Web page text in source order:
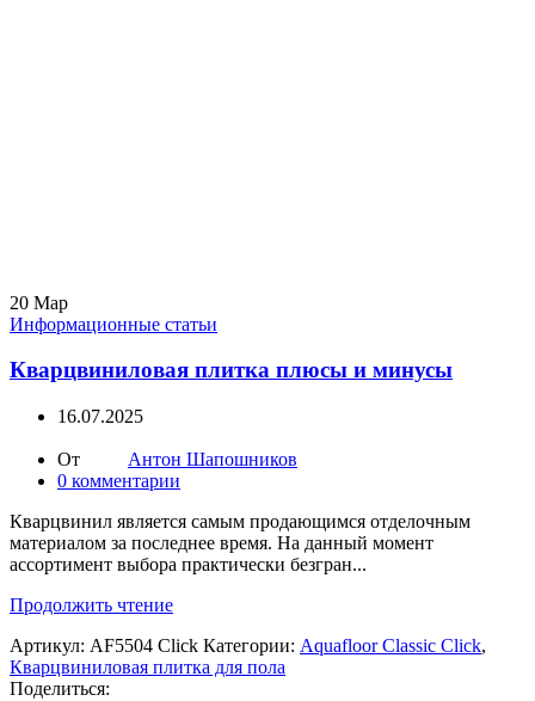
20 Мар
Информационные статьи
Кварцвиниловая плитка плюсы и минусы
16.07.2025
От
Антон Шапошников
0 комментарии
Кварцвинил является самым продающимся отделочным
материалом за последнее время. На данный момент
ассортимент выбора практически безгран...
Продолжить чтение
Артикул: AF5504 Click Категории: Aquafloor Classic Click,
Кварцвиниловая плитка для пола
Поделиться: